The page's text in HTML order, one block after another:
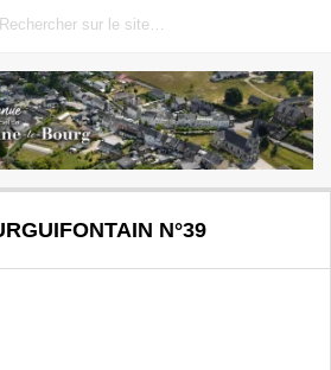
N°39